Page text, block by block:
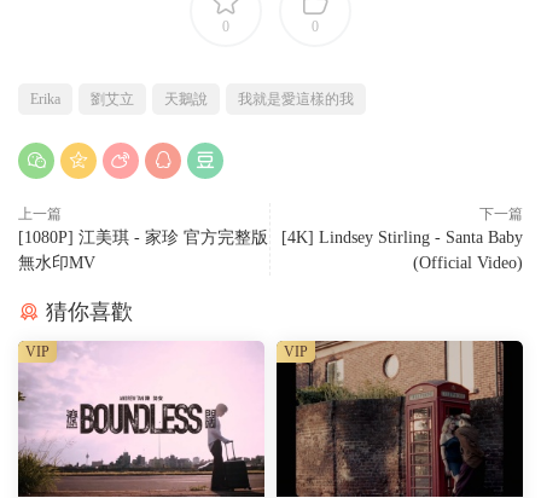
0 0
Erika 劉艾立 天鵝說 我就是愛這樣的我
上一篇
[1080P] 江美琪 - 家珍 官方完整版
無水印MV
下一篇
[4K] Lindsey Stirling - Santa Baby
(Official Video)
猜你喜歡
VIP VIP